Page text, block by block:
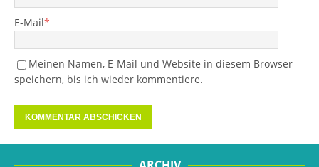
E-Mail*
Meinen Namen, E-Mail und Website in diesem Browser
speichern, bis ich wieder kommentiere.